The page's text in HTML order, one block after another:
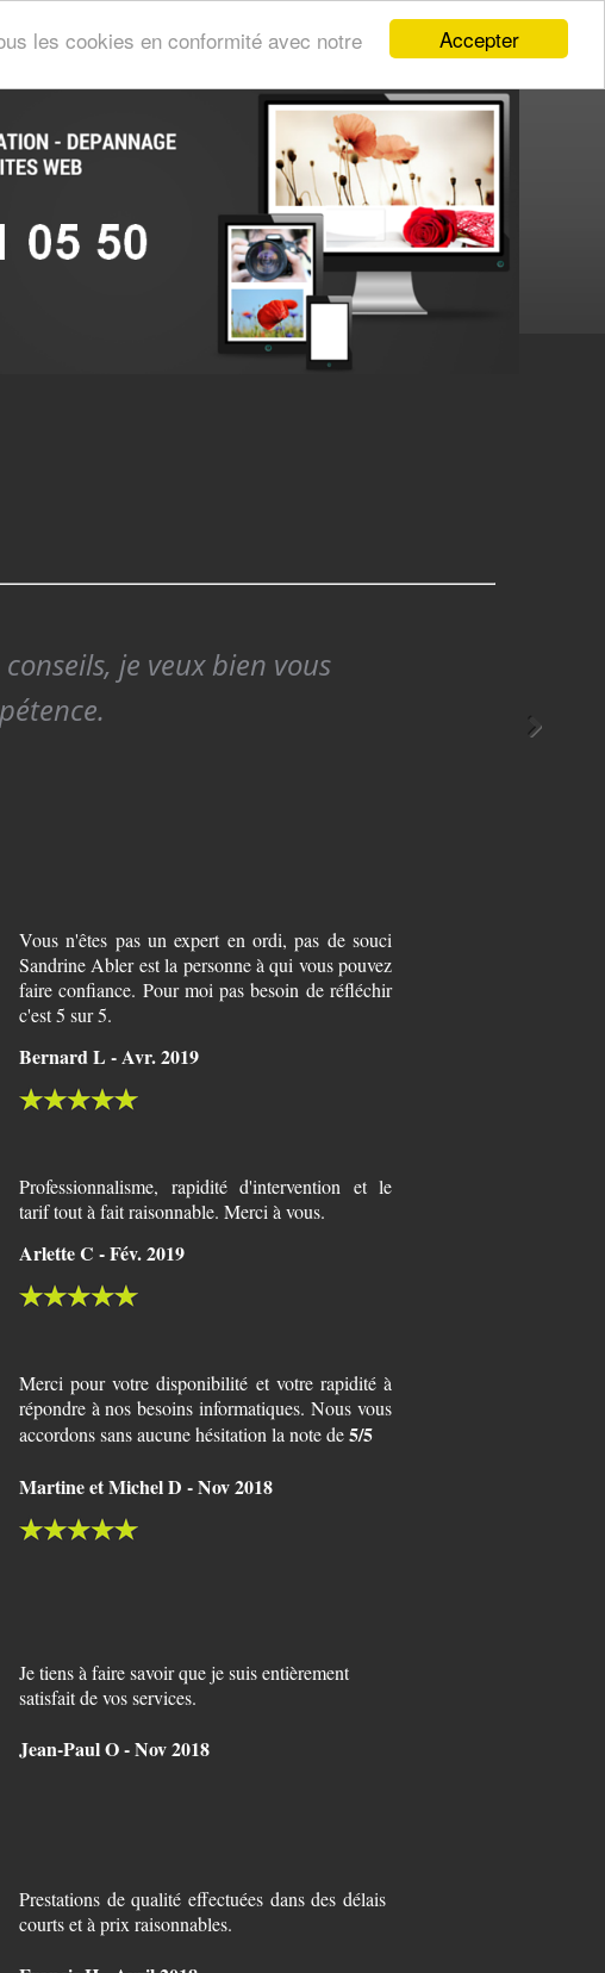
Accepter
les cookies en conformité avec notre
je veux bien vous
Vous n'êtes pas un expert en ordi, pas de souci
Sandrine Abler est la personne à qui vous pouvez
faire confiance. Pour moi pas besoin de réfléchir
c'est 5 sur 5.
Bernard L - Avr. 2019
Professionnalisme, rapidité d'intervention et le
tarif tout à fait raisonnable. Merci à vous.
Arlette C - Fév. 2019
Merci pour votre disponibilité et votre rapidité à
répondre à nos besoins informatiques. Nous vous
accordons sans aucune hésitation la note de5/5
Martine et Michel D - Nov 2018
Je tiens à faire savoir que je suis entièrement
satisfait de vos services.
Jean-Paul O - Nov 2018
Prestations de qualité effectuées dans des délais
courts et à prix raisonnables.